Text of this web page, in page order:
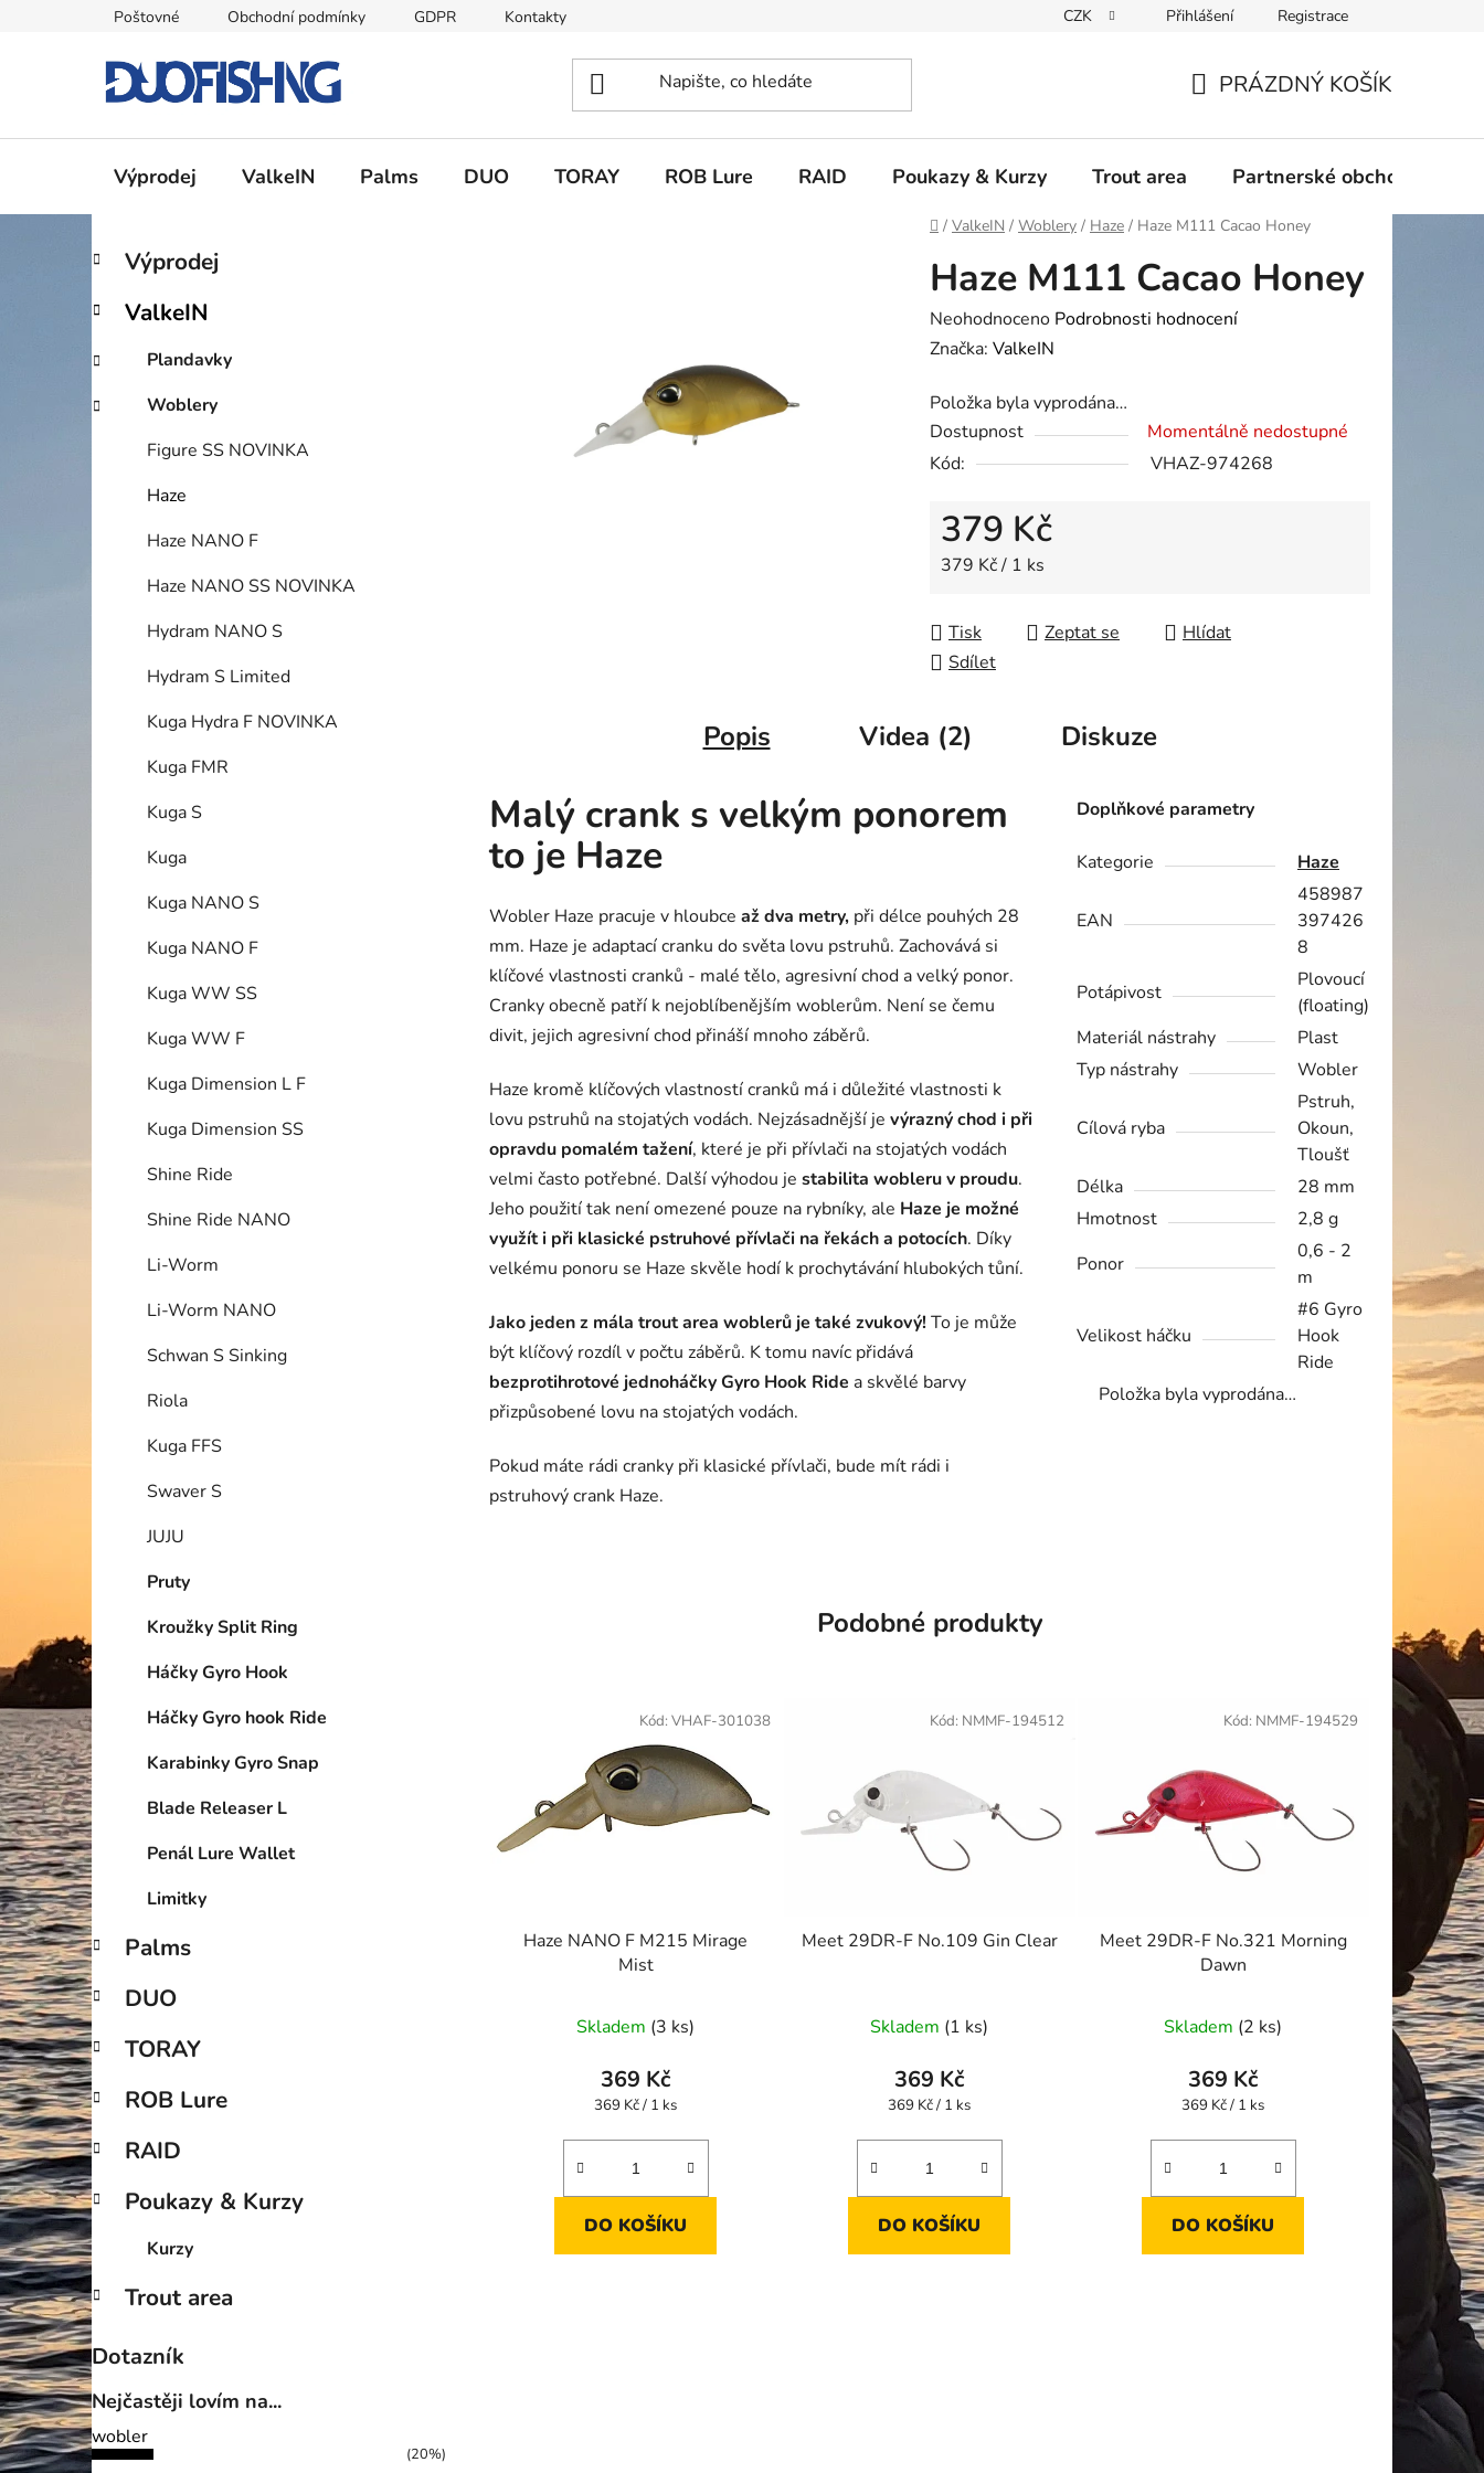
Poštovné Obchodní podmínky GDPR Kontakty CZK Přihlášení Registrace
KOŠÍK
PRÁZDNÝ KOŠÍK
Výprodej ValkeIN Palms DUO TORAY ROB Lure RAID Poukazy & Kurzy Trout area Partnerské obchody
Domů
/ ValkeIN / Woblery / Haze / Haze M111 Cacao Honey
P
s
r
a
n
Přeskočit
kategorie
K
a
e
o
i
Výprodej
ValkeIN
Plandavky
Woblery
Figure SS NOVINKA
Haze
Haze NANO F
Haze NANO SS NOVINKA
Hydram NANO S
Hydram S Limited
Kuga Hydra F NOVINKA
Kuga FMR
Kuga S
Kuga
Kuga NANO S
Kuga NANO F
Kuga WW SS
Kuga WW F
Kuga Dimension L F
Kuga Dimension SS
Shine Ride
Shine Ride NANO
Li-Worm
Li-Worm NANO
Schwan S Sinking
Riola
Kuga FFS
Swaver S
JUJU
Pruty
Kroužky Split Ring
Háčky Gyro Hook
Háčky Gyro hook Ride
Karabinky Gyro Snap
Blade Releaser L
Penál Lure Wallet
Limitky
Palms
DUO
TORAY
ROB Lure
RAID
Poukazy & Kurzy
Kurzy
Trout area
Dotazník
Nejčastěji lovím na...
wobler
(20%)
Haze M111 Cacao Honey
Průměrné
hodnocení
je
0,0
z
hvězdiček.
Neohodnoceno Podrobnosti hodnocení
Značka: ValkeIN
Položka byla vyprodána…
Dostupnost
Momentálně nedostupné
Kód:
VHAZ-974268
379 Kč
Měrná cena:
379 Kč / 1 ks
Tisk Zeptat se
Hlídat
Sdílet
Popis Videa (2) Diskuze
Malý crank s velkým ponorem
to je Haze
Wobler Haze pracuje v hloubce až dva metry, při délce pouhých 28
mm. Haze je adaptací cranku do světa lovu pstruhů. Zachovává si
klíčové vlastnosti cranků - malé tělo, agresivní chod a velký ponor.
Cranky obecně patří k nejoblíbenějším woblerům. Není se čemu
divit, jejich agresivní chod přináší mnoho záběrů.
Haze kromě klíčových vlastností cranků má i důležité vlastnosti k
lovu pstruhů na stojatých vodách. Nejzásadnější je výrazný chod i při
opravdu pomalém tažení, které je při přívlači na stojatých vodách
velmi často potřebné. Další výhodou je stabilita wobleru v proudu.
Jeho použití tak není omezené pouze na rybníky, ale Haze je možné
využít i při klasické pstruhové přívlači na řekách a potocích. Díky
velkému ponoru se Haze skvěle hodí k prochytávání hlubokých tůní.
Jako jeden z mála trout area woblerů je také zvukový! To je může
být klíčový rozdíl v počtu záběrů. K tomu navíc přidává
bezprotihrotové jednoháčky Gyro Hook Ride a skvělé barvy
přizpůsobené lovu na stojatých vodách.
Pokud máte rádi cranky při klasické přívlači, bude mít rádi i
pstruhový crank Haze.
Doplňkové parametry
Kategorie Haze
EAN
458987
397426
8
Potápivost
Plovoucí
(floating)
Materiál nástrahy
Plast
Typ nástrahy
Wobler
Cílová ryba
Pstruh,
Okoun,
Tloušť
Délka
28 mm
Hmotnost
2,8 g
Ponor
0,6 - 2
m
Velikost háčku
#6 Gyro
Hook
Ride
Položka byla vyprodána…
Podobné produkty
Haze NANO F M215 Mirage
Mist
Skladem (3 ks)
369 Kč
Měrná
369 Kč / 1 ks
DO KOŠÍKU
Kód: VHAF-301038
Meet 29DR-F No.109 Gin Clear
Skladem (1 ks)
369 Kč
Měrná
369 Kč / 1 ks
DO KOŠÍKU
Kód: NMMF-194512
Meet 29DR-F No.321 Morning
Dawn
Skladem (2 ks)
369 Kč
Měrná
369 Kč / 1 ks
DO KOŠÍKU
Kód: NMMF-194529